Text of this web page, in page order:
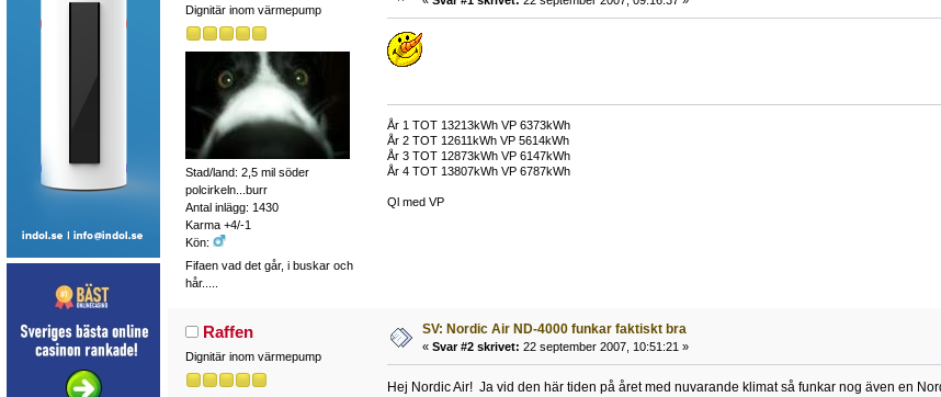
Dignitär inom värmepump
Stad/land: 2,5 mil söder
polcirkeln...burr
Antal inlägg: 1430
Karma +4/-1
Kön:
Fifaen vad det går, i buskar och
hår.....
År 1 TOT 13213kWh VP 6373kWh
År 2 TOT 12611kWh VP 5614kWh
År 3 TOT 12873kWh VP 6147kWh
År 4 TOT 13807kWh VP 6787kWh
Ql med VP
Raffen
Dignitär inom värmepump
SV: Nordic Air ND-4000 funkar faktiskt bra
« Svar #2 skrivet: 22 september 2007, 10:51:21 »
Hej Nordic Air! Ja vid den här tiden på året med nuvarande klimat så funkar nog även en